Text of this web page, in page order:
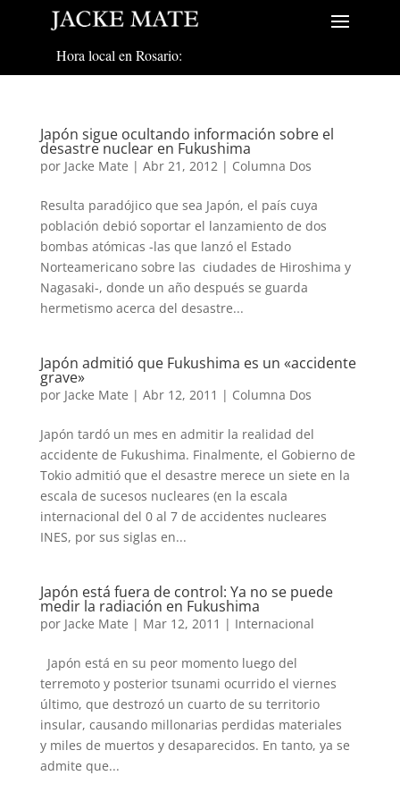
Hora local en Rosario:
Japón sigue ocultando información sobre el
desastre nuclear en Fukushima
por Jacke Mate | Abr 21, 2012 | Columna Dos
Resulta paradójico que sea Japón, el país cuya
población debió soportar el lanzamiento de dos
bombas atómicas -las que lanzó el Estado
Norteamericano sobre las ciudades de Hiroshima y
Nagasaki-, donde un año después se guarda
hermetismo acerca del desastre...
Japón admitió que Fukushima es un «accidente
grave»
por Jacke Mate | Abr 12, 2011 | Columna Dos
Japón tardó un mes en admitir la realidad del
accidente de Fukushima. Finalmente, el Gobierno de
Tokio admitió que el desastre merece un siete en la
escala de sucesos nucleares (en la escala
internacional del 0 al 7 de accidentes nucleares
INES, por sus siglas en...
Japón está fuera de control: Ya no se puede
medir la radiación en Fukushima
por Jacke Mate | Mar 12, 2011 | Internacional
Japón está en su peor momento luego del
terremoto y posterior tsunami ocurrido el viernes
último, que destrozó un cuarto de su territorio
insular, causando millonarias perdidas materiales
y miles de muertos y desaparecidos. En tanto, ya se
admite que...